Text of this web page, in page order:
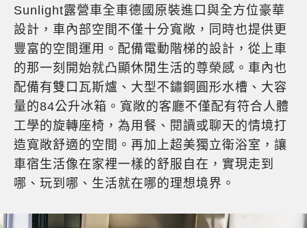
Sunlight露營車全車德國原裝進口與全方位豪華
設計，車內部空間不僅十分寬敞，同時也提供更
豐富的空間運用。配備電動階梯的設計，從上車
的那一刻開始就凸顯休閒生活的尊榮感。車內也
配備有雙口瓦斯爐、大型不鏽鋼圓形水槽、大容
量的84公升冰箱。寬敞的客廳不僅配有符合人體
工學的旋轉座椅，為用餐、閱讀或聊天的情境打
造寬敞舒適的空間。再加上超美獨立衛浴室，讓
車宿生活像在家裡一樣的舒服自在，實現走到
哪、玩到哪、生活就在哪的理想境界。